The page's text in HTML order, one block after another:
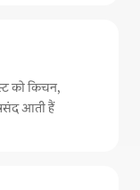
को किचन,
आती हैं